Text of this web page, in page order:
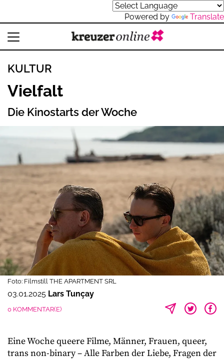
Powered by Translate
KULTUR
Vielfalt
Die Kinostarts der Woche
Foto: Filmstill THE APARTMENT SRL
03.01.2025 Lars Tunçay
0 KOMMENTAR(E)
Eine Woche queere Filme, Männer, Frauen, queer,
trans non-binary – Alle Farben der Liebe, Fragen der